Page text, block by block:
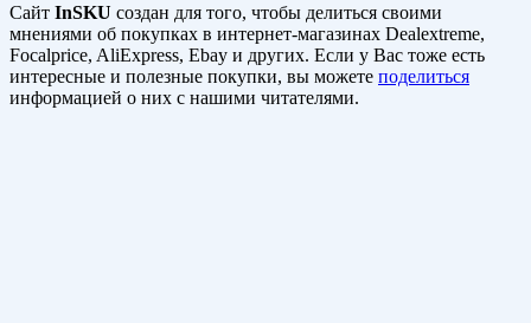
Сайт InSKU создан для того, чтобы делиться своими
мнениями об покупках в интернет-магазинах Dealextreme,
Focalprice, AliExpress, Ebay и других. Если у Вас тоже есть
интересные и полезные покупки, вы можете поделиться
информацией о них с нашими читателями.